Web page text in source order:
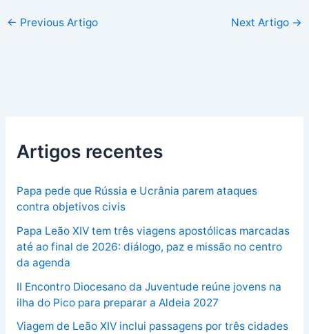
← Previous Artigo Next Artigo →
Artigos recentes
Papa pede que Rússia e Ucrânia parem ataques
contra objetivos civis
Papa Leão XIV tem três viagens apostólicas marcadas
até ao final de 2026: diálogo, paz e missão no centro
da agenda
II Encontro Diocesano da Juventude reúne jovens na
ilha do Pico para preparar a Aldeia 2027
Viagem de Leão XIV inclui passagens por três cidades